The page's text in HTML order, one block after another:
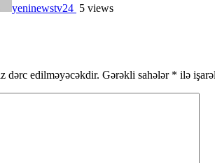
yeninewstv24 5 views
dərc edilməyəcəkdir. Gərəkli sahələr * ilə